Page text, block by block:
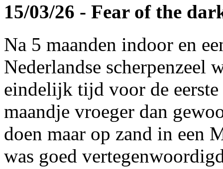
15/03/26 - Fear of the
Na 5 maanden indoor en
Nederlandse scherpenzeel
eindelijk tijd voor de
maandje vroeger dan
doen maar op zand in een
was goed